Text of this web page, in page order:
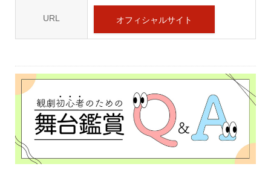
URL オフィシャルサイト